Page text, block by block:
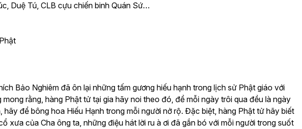
Duệ Tú, CLB cựu chiến binh Quán Sứ…
Bảo Nghiêm đã ôn lại những tấm gương hiếu hạnh trong lịch sử Phật giáo với
rằng, hàng Phật tử tại gia hãy noi theo đó, để mỗi ngày trôi qua đều là ngày
hãy để bông hoa Hiếu Hạnh trong mỗi người nở rộ. Đặc biệt, hàng Phật tử hãy biết
xưa của Cha ông ta, những điệu hát lời ru à ơi đã gắn bó với mỗi người trong suốt